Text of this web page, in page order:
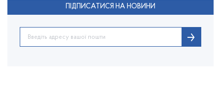
ПІДПИСАТИСЯ НА НОВИНИ